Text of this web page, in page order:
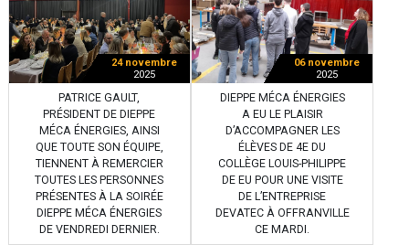
24 novembre
2025
PATRICE GAULT,
PRÉSIDENT DE DIEPPE
MÉCA ÉNERGIES, AINSI
QUE TOUTE SON ÉQUIPE,
TIENNENT À REMERCIER
TOUTES LES PERSONNES
PRÉSENTES À LA SOIRÉE
DIEPPE MÉCA ÉNERGIES
DE VENDREDI DERNIER.
06 novembre
2025
DIEPPE MÉCA ÉNERGIES
A EU LE PLAISIR
D’ACCOMPAGNER LES
ÉLÈVES DE 4E DU
COLLÈGE LOUIS-PHILIPPE
DE EU POUR UNE VISITE
DE L’ENTREPRISE
DEVATEC À OFFRANVILLE
CE MARDI.